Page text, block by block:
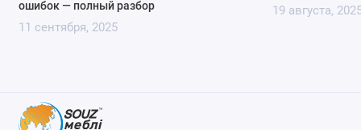
ошибок — полный разбор
11 сентября, 2025
19 августа,